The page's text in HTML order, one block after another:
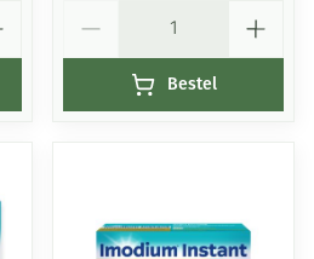
Bestel